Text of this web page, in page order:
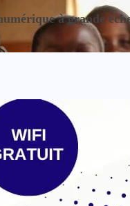
à grande